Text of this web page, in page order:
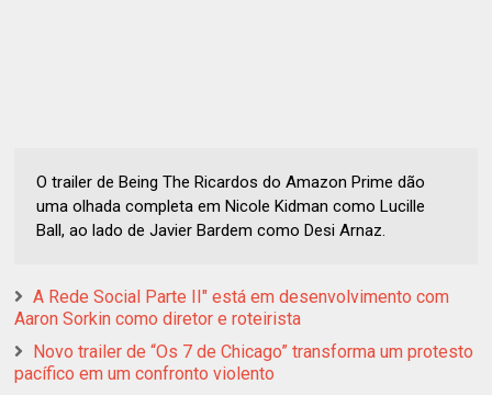
O trailer de Being The Ricardos do Amazon Prime dão
uma olhada completa em Nicole Kidman como Lucille
Ball, ao lado de Javier Bardem como Desi Arnaz.
A Rede Social Parte II" está em desenvolvimento com
Aaron Sorkin como diretor e roteirista
Novo trailer de “Os 7 de Chicago” transforma um protesto
pacífico em um confronto violento